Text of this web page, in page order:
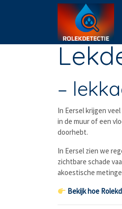
–
In Eerselkrijgen
in de muur of een
doorhebt.
In Eersel zien we
zichtbare schade
akoestische
Bekijk hoe